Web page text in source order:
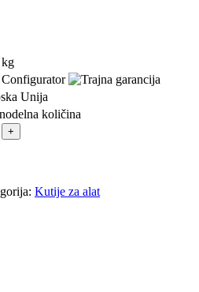
kg
Unija
količina
Kutije za alat